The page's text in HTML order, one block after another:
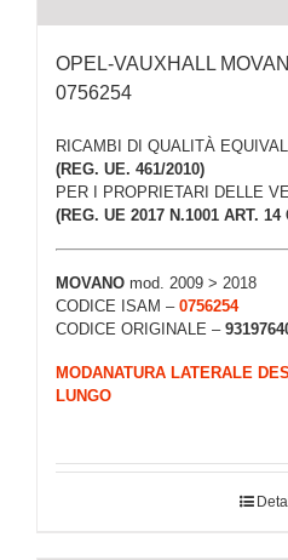
OPEL-VAUXHALL
0756254
RICAMBI DI QUALITÀ
(REG. UE. 461/2010)
PER I PROPRIETARI DELLE
(REG. UE 2017 N.1001 ART. 14
MOVANO mod. 2009 > 2018
CODICE ISAM – 0756254
CODICE ORIGINALE –
MODANATURA LATERALE
LUNGO